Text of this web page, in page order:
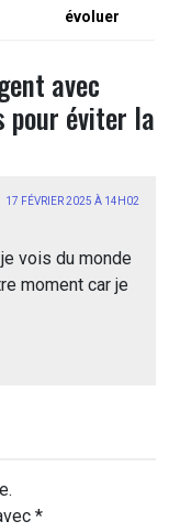
évoluer
avec
pour éviter la
17 FÉVRIER 2025 À 14H02
vois du monde
moment car je
*